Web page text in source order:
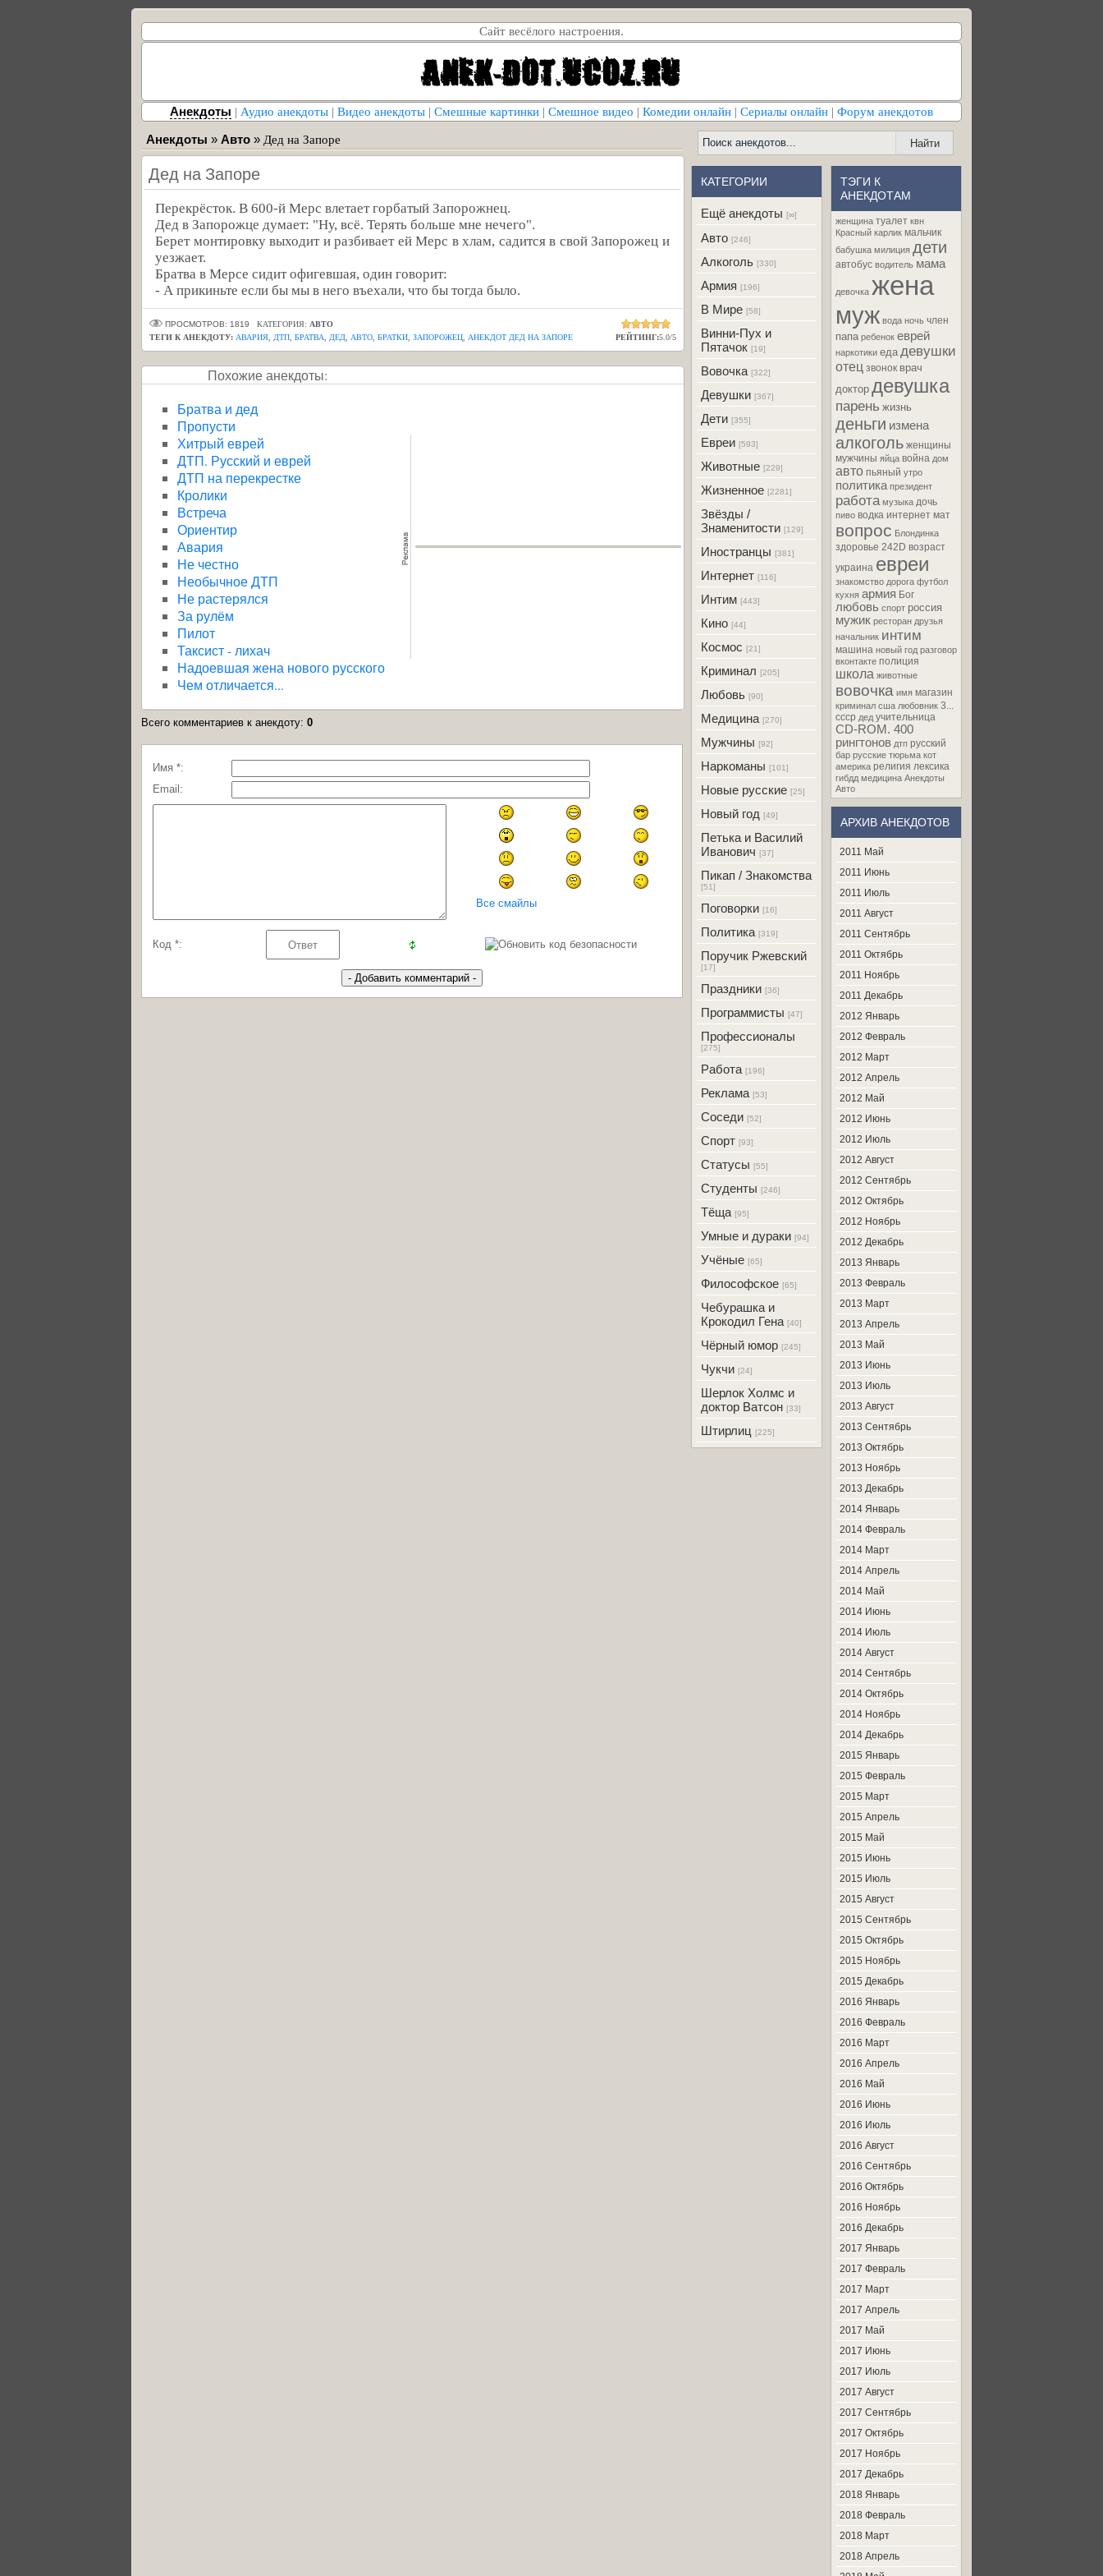
Сайт весёлого настроения.
Анекдоты | Аудио анекдоты | Видео анекдоты | Смешные картинки | Смешное видео | Комедии онлайн | Сериалы онлайн | Форум анекдотов
Анекдоты » Авто » Дед на Запоре
Дед на Запоре
Перекрёсток. В 600-й Мерс влетает горбатый Запорожнец.
Дед в Запорожце думает: "Ну, всё. Терять больше мне нечего".
Берет монтировку выходит и разбивает ей Мерс в хлам, садится в свой Запорожец и
уезжает.
Братва в Мерсе сидит офигевшая, один говорит:
- А прикиньте если бы мы в него въехали, что бы тогда было.
ПРОСМОТРОВ: 1819 КАТЕГОРИЯ: АВТО
ТЕГИ К АНЕКДОТУ: АВАРИЯ ДТП БРАТВА ДЕД АВТО БРАТКИ ЗАПОРОЖЕЦ АНЕКДОТ ДЕД НА ЗАПОРЕ РЕЙТИНГ:5.0/5
Похожие анекдоты:
Братва и дед
Пропусти
Хитрый еврей
ДТП. Русский и еврей
ДТП на перекрестке
Кролики
Встреча
Ориентир
Авария
Не честно
Необычное ДТП
Не растерялся
За рулём
Пилот
Таксист - лихач
Надоевшая жена нового русского
Чем отличается...
Всего комментариев к анекдоту: 0
Имя *:
Email:
Все смайлы
Код *:
КАТЕГОРИИ
Ещё анекдоты [∞]
Авто [246]
Алкоголь [330]
Армия [196]
В Мире [58]
Винни-Пух и
Пятачок [19]
Вовочка [322]
Девушки [367]
Дети [355]
Евреи [593]
Животные [229]
Жизненное [2281]
Звёзды /
Знаменитости [129]
Иностранцы [381]
Интернет [116]
Интим [443]
Кино [44]
Космос [21]
Криминал [205]
Любовь [90]
Медицина [270]
Мужчины [92]
Наркоманы [101]
Новые русские [25]
Новый год [49]
Петька и Василий
Иванович [37]
Пикап / Знакомства
[51]
Поговорки [16]
Политика [319]
Поручик Ржевский
[17]
Праздники [36]
Программисты [47]
Профессионалы
[275]
Работа [196]
Реклама [53]
Соседи [52]
Спорт [93]
Статусы [55]
Студенты [246]
Тёща [95]
Умные и дураки [94]
Учёные [65]
Философское [65]
Чебурашка и
Крокодил Гена [40]
Чёрный юмор [245]
Чукчи [24]
Шерлок Холмс и
доктор Ватсон [33]
Штирлиц [225]
ТЭГИ К
АНЕКДОТАМ
женщина туалет квн
Красный карлик мальчик
бабушка милиция дети
автобус водитель мама
девочка жена
муж вода ночь член
папа ребенок еврей
наркотики еда девушки
отец звонок врач
доктор девушка
парень жизнь
деньги измена
алкоголь женщины
мужчины яйца война дом
авто пьяный утро
политика президент
работа музыка дочь
пиво водка интернет мат
вопрос Блондинка
здоровье 242D возраст
украина евреи
знакомство дорога футбол
кухня армия Бог
любовь спорт россия
мужик ресторан друзья
начальник интим
машина новый год разговор
вконтакте полиция
школа животные
вовочка имя магазин
криминал сша любовник 3...
ссср дед учительница
CD-ROM. 400
рингтонов дтп русский
бар русские тюрьма кот
америка религия лексика
гибдд медицина Анекдоты
Авто
АРХИВ АНЕКДОТОВ
2011 Май
2011 Июнь
2011 Июль
2011 Август
2011 Сентябрь
2011 Октябрь
2011 Ноябрь
2011 Декабрь
2012 Январь
2012 Февраль
2012 Март
2012 Апрель
2012 Май
2012 Июнь
2012 Июль
2012 Август
2012 Сентябрь
2012 Октябрь
2012 Ноябрь
2012 Декабрь
2013 Январь
2013 Февраль
2013 Март
2013 Апрель
2013 Май
2013 Июнь
2013 Июль
2013 Август
2013 Сентябрь
2013 Октябрь
2013 Ноябрь
2013 Декабрь
2014 Январь
2014 Февраль
2014 Март
2014 Апрель
2014 Май
2014 Июнь
2014 Июль
2014 Август
2014 Сентябрь
2014 Октябрь
2014 Ноябрь
2014 Декабрь
2015 Январь
2015 Февраль
2015 Март
2015 Апрель
2015 Май
2015 Июнь
2015 Июль
2015 Август
2015 Сентябрь
2015 Октябрь
2015 Ноябрь
2015 Декабрь
2016 Январь
2016 Февраль
2016 Март
2016 Апрель
2016 Май
2016 Июнь
2016 Июль
2016 Август
2016 Сентябрь
2016 Октябрь
2016 Ноябрь
2016 Декабрь
2017 Январь
2017 Февраль
2017 Март
2017 Апрель
2017 Май
2017 Июнь
2017 Июль
2017 Август
2017 Сентябрь
2017 Октябрь
2017 Ноябрь
2017 Декабрь
2018 Январь
2018 Февраль
2018 Март
2018 Апрель